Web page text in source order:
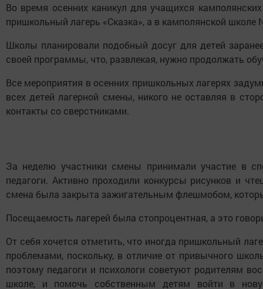
Во время осенних каникул для учащихся
пришкольный лагерь «Сказка», а в камполянской
Школы планировали подобный досуг для детей
своей программы, что, развлекая, нужно продолжать
Все мероприятия в осенних пришкольных лагерях
всех детей лагерной смены, никого не оставляя в
контакты со сверстниками.
За неделю участники смены принимали участие в
педагоги. Активно проходили конкурсы рисунков и
смена была закрыта зажигательным флешмобом,
Посещаемость лагерей была стопроцентная, а это
От себя хочется отметить, что иногда пришкольный
проблемами, поскольку, в отличие от привычного
поэтому педагоги и психологи советуют родителям
школе, и помочь собственным детям войти в